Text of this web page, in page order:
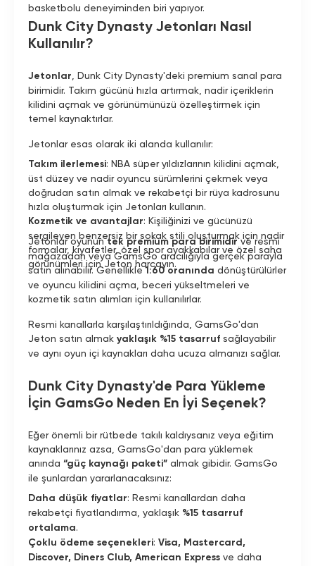
basketbolu deneyiminden biri yapıyor.
Dunk City Dynasty Jetonları Nasıl
Kullanılır?
Jetonlar , Dunk City Dynasty'deki premium sanal para
birimidir. Takım gücünü hızla artırmak, nadir içeriklerin
kilidini açmak ve görünümünüzü özelleştirmek için
temel kaynaktırlar.
Jetonlar esas olarak iki alanda kullanılır:
Takım ilerlemesi: NBA süper yıldızlarının kilidini açmak,
üst düzey ve nadir oyuncu sürümlerini çekmek veya
doğrudan satın almak ve rekabetçi bir rüya kadrosunu
hızla oluşturmak için Jetonları kullanın.
Kozmetik ve avantajlar: Kişiliğinizi ve gücünüzü
sergileyen benzersiz bir sokak stili oluşturmak için nadir
formalar, kıyafetler, özel spor ayakkabılar ve özel saha
görünümleri için Jeton harcayın.
Jetonlar oyununtek premium para birimidirve resmi
mağazadan veya GamsGo aracılığıyla gerçek parayla
satın alınabilir. Genellikle1:60 oranında dönüştürülürler
ve oyuncu kilidini açma, beceri yükseltmeleri ve
kozmetik satın alımları için kullanılırlar.
Resmi kanallarla karşılaştırıldığında, GamsGo'dan
Jeton satın almak yaklaşık %15 tasarruf sağlayabilir
ve aynı oyun içi kaynakları daha ucuza almanızı sağlar.
Dunk City Dynasty'de Para Yükleme
İçin GamsGo Neden En İyi Seçenek?
Eğer önemli bir rütbede takılı kaldıysanız veya eğitim
kaynaklarınız azsa, GamsGo'dan para yüklemek
anında “güç kaynağı paketi” almak gibidir. GamsGo
ile şunlardan yararlanacaksınız:
Daha düşük fiyatlar: Resmi kanallardan daha
rekabetçi fiyatlandırma, yaklaşık %15 tasarruf
ortalama.
Çoklu ödeme seçenekleri: Visa, Mastercard,
Discover, Diners Club, American Express ve daha